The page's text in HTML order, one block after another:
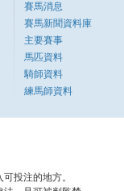
賽馬消息
賽馬新聞資料庫
主要賽事
馬匹資料
騎師資料
練馬師資料
投注的地方。